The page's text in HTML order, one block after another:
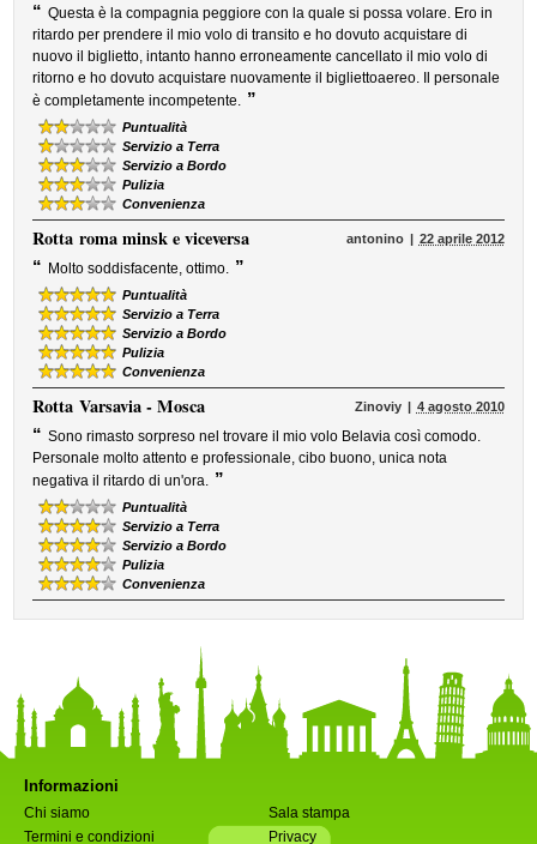
“ Questa è la compagnia peggiore con la quale si possa volare. Ero in
ritardo per prendere il mio volo di transito e ho dovuto acquistare di
nuovo il biglietto, intanto hanno erroneamente cancellato il mio volo di
ritorno e ho dovuto acquistare nuovamente il bigliettoaereo. Il personale
è completamente incompetente. ”
Puntualità
Servizio a Terra
Servizio a Bordo
Pulizia
Convenienza
Rottaroma minsk e viceversa antonino 22 aprile 2012
“ Molto soddisfacente, ottimo. ”
Puntualità
Servizio a Terra
Servizio a Bordo
Pulizia
Convenienza
RottaVarsavia - Mosca Zinoviy 4 agosto 2010
“ Sono rimasto sorpreso nel trovare il mio volo Belavia così comodo.
Personale molto attento e professionale, cibo buono, unica nota
negativa il ritardo di un'ora. ”
Puntualità
Servizio a Terra
Servizio a Bordo
Pulizia
Convenienza
Informazioni
Chi siamo
Sala stampa
Termini e condizioni
Privacy